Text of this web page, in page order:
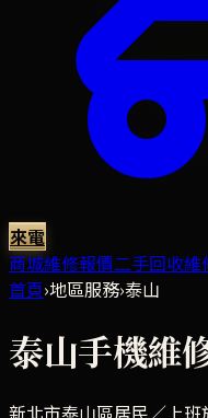
來電
商城維修報價二手回收維
首頁›地區服務›泰山
泰山手機維
新北市泰山區居民／上班